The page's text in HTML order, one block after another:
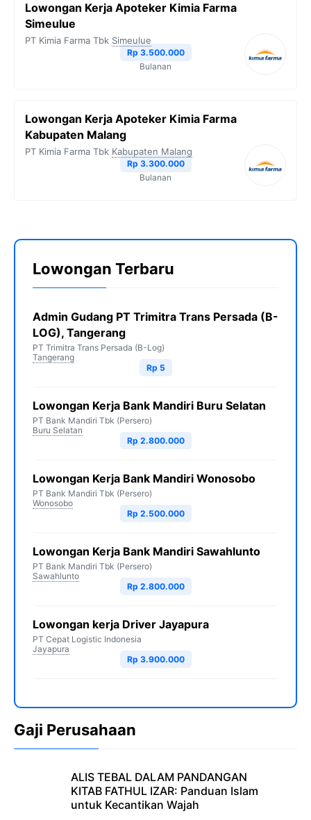
Lowongan Kerja Apoteker Kimia Farma
Simeulue
PT Kimia Farma Tbk Simeulue
Rp 3.500.000
Bulanan
Lowongan Kerja Apoteker Kimia Farma
Kabupaten Malang
PT Kimia Farma Tbk Kabupaten Malang
Rp 3.300.000
Bulanan
Lowongan Terbaru
Admin Gudang PT Trimitra Trans Persada (B-
LOG), Tangerang
PT Trimitra Trans Persada (B-Log)
Tangerang
Rp 5
Lowongan Kerja Bank Mandiri Buru Selatan
PT Bank Mandiri Tbk (Persero)
Buru Selatan
Rp 2.800.000
Lowongan Kerja Bank Mandiri Wonosobo
PT Bank Mandiri Tbk (Persero)
Wonosobo
Rp 2.500.000
Lowongan Kerja Bank Mandiri Sawahlunto
PT Bank Mandiri Tbk (Persero)
Sawahlunto
Rp 2.800.000
Lowongan kerja Driver Jayapura
PT Cepat Logistic Indonesia
Jayapura
Rp 3.900.000
Gaji Perusahaan
ALIS TEBAL DALAM PANDANGAN
KITAB FATHUL IZAR: Panduan Islam
untuk Kecantikan Wajah